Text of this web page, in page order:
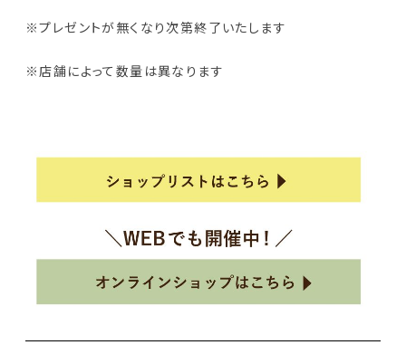
※プレゼントが無くなり次第終了いたします
※店舗によって数量は異なります